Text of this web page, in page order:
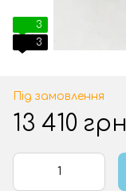
3
3
Під замовлення
13 410 грн